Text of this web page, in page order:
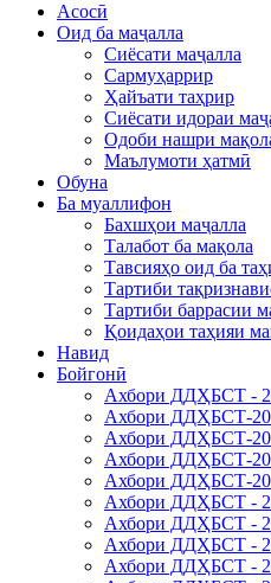
Асосӣ
Оид ба маҷалла
Сиёсати маҷалла
Сармуҳаррир
Ҳайъати таҳрир
Сиёсати идораи
Одоби нашри
Маълумоти ҳатмӣ
Обуна
Ба муаллифон
Бахшҳои маҷалла
Талабот ба мақола
Тавсияҳо оид ба
Тартиби
Тартиби баррасии
Қоидаҳои таҳияи
Навид
Бойгонӣ
Ахбори ДДҲБСТ -
Ахбори ДДҲБСТ-
Ахбори ДДҲБСТ-
Ахбори ДДҲБСТ-
Ахбори ДДҲБСТ-
Ахбори ДДҲБСТ -
Ахбори ДДҲБСТ -
Ахбори ДДҲБСТ -
Ахбори ДДҲБСТ -